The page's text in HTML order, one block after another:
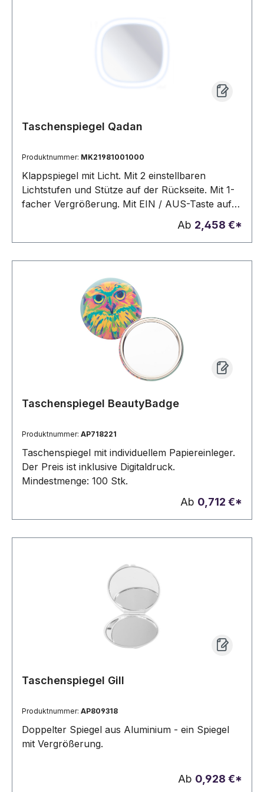
Taschenspiegel Qadan
Produktnummer: MK21981001000
Klappspiegel mit Licht. Mit 2 einstellbaren
Lichtstufen und Stütze auf der Rückseite. Mit 1-
facher Vergrößerung. Mit EIN / AUS-Taste auf
der Vorderseite. Batteriebetrieben – 3xAAA nicht
enthalten. Sein kompaktes und klappbares
Design erleichtert den Transport.12 Leds. 2
Lichtpositionen. 3 AAA Batterien Nicht im
Ab 2,458 €*
Taschenspiegel BeautyBadge
Produktnummer: AP718221
Taschenspiegel mit individuellem Papiereinleger.
Der Preis ist inklusive Digitaldruck.
Mindestmenge: 100 Stk.
Ab 0,712 €*
Taschenspiegel Gill
Produktnummer: AP809318
Doppelter Spiegel aus Aluminium - ein Spiegel
mit Vergrößerung.
Ab 0,928 €*